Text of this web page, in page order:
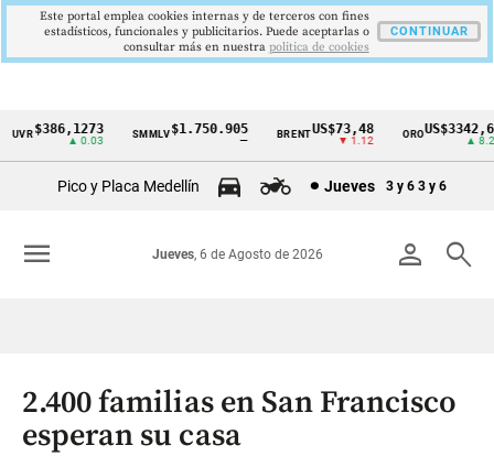
Cintillo
Colombia
$386,1273
▲ 0.03
SMMLV$1.750.905 BRENTUS$73,48
▼ 1.12
OROUS$3342,60
▲ 8.20
Pico y Placa Medellín Jueves 3 y 6 3 y 6
person search
Jueves, 6 de Agosto de 2026
menu
2.400 familias en San Francisco
esperan su casa
Este portal emplea cookies internas y de terceros con fines
estadísticos, funcionales y publicitarios. Puede aceptarlas o
consultar más en nuestra politica de cookies
CONTINUAR